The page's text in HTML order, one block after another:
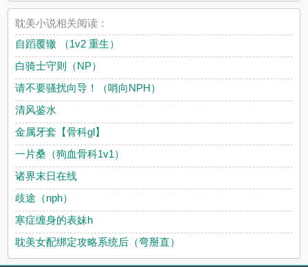
耽美小说相关阅读：
自蹈覆辙 （1v2 重生）
白骑士守则（NP）
请不要骚扰向导！（哨向NPH）
清风鉴水
金属牙套【骨科gl】
一片桑（狗血骨科1v1）
诸界末日在线
歧途（nph）
寒症缠身的表妹h
耽美女配绑定攻略系统后（弯掰直）